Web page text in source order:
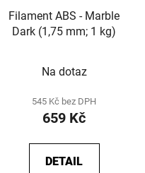
Filament ABS - Marble
Dark (1,75 mm; 1 kg)
Na dotaz
545 Kč bez DPH
659 Kč
DETAIL